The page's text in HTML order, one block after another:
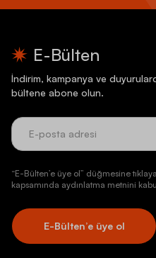
E-Bülten
İndirim, kampanya ve
bültene abone olun.
“E-Bülten’e üye ol” düğmesine
kapsamında aydınlatma metnini
E-Bülten’e üye ol